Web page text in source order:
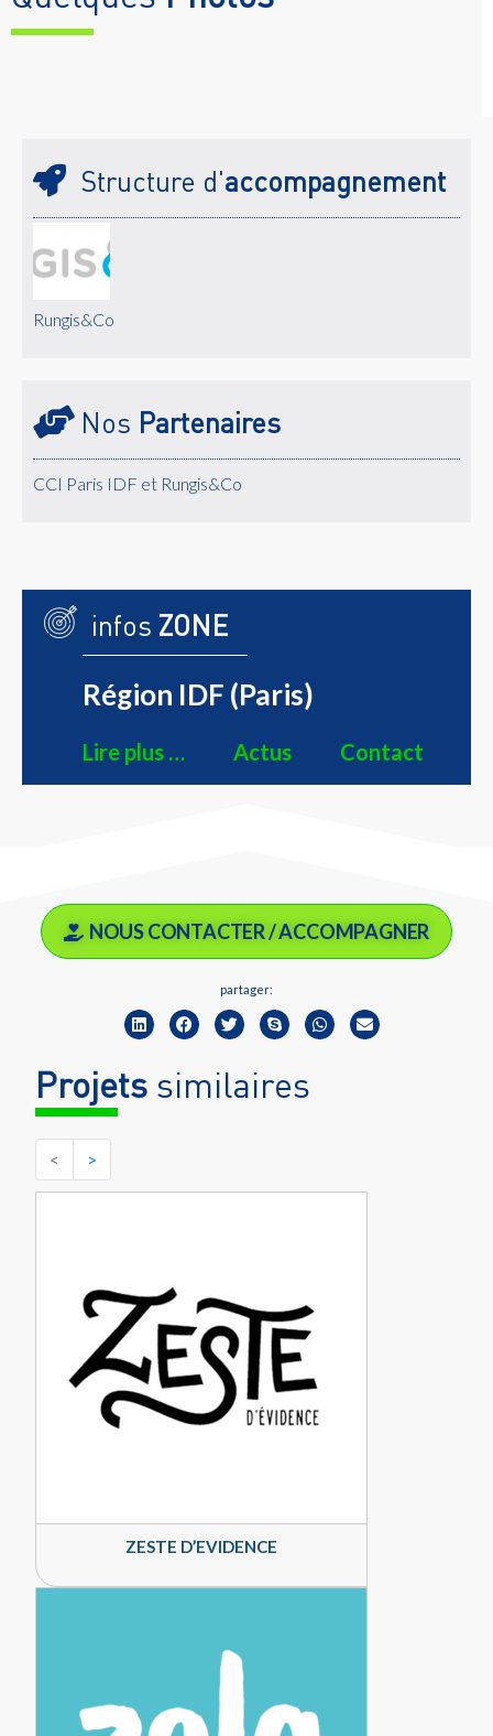
Structure d'accompagnement
Rungis&Co
Nos Partenaires
CCI Paris IDF et Rungis&Co
infos ZONE
Région IDF (Paris)
Lire plus … Actus Contact
NOUS CONTACTER / ACCOMPAGNER
partager:
Projets similaires
< >
ZESTE D’EVIDENCE